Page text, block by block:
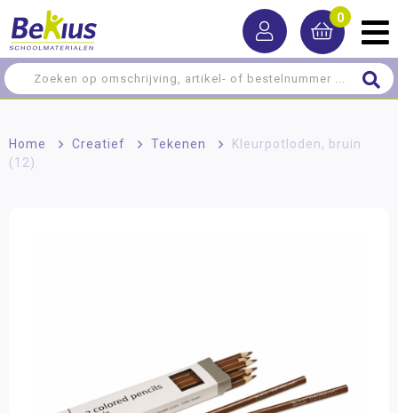
0
Home > Creatief > Tekenen >
Kleurpotloden, bruin
(12)